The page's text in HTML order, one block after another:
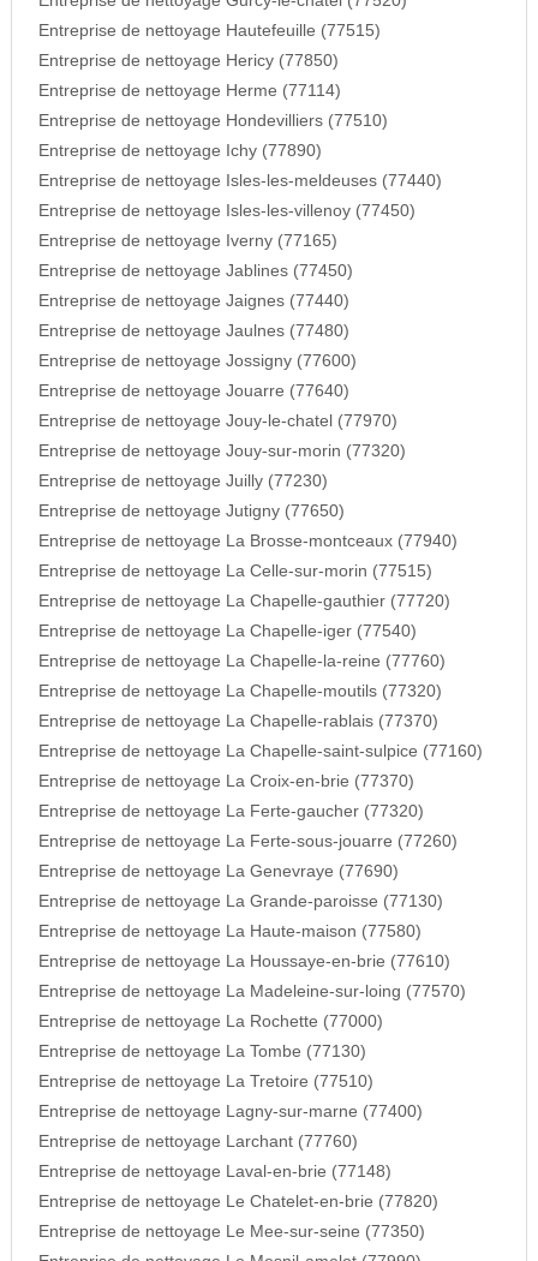
Entreprise de nettoyage Hautefeuille (77515)
Entreprise de nettoyage Hericy (77850)
Entreprise de nettoyage Herme (77114)
Entreprise de nettoyage Hondevilliers (77510)
Entreprise de nettoyage Ichy (77890)
Entreprise de nettoyage Isles-les-meldeuses (77440)
Entreprise de nettoyage Isles-les-villenoy (77450)
Entreprise de nettoyage Iverny (77165)
Entreprise de nettoyage Jablines (77450)
Entreprise de nettoyage Jaignes (77440)
Entreprise de nettoyage Jaulnes (77480)
Entreprise de nettoyage Jossigny (77600)
Entreprise de nettoyage Jouarre (77640)
Entreprise de nettoyage Jouy-le-chatel (77970)
Entreprise de nettoyage Jouy-sur-morin (77320)
Entreprise de nettoyage Juilly (77230)
Entreprise de nettoyage Jutigny (77650)
Entreprise de nettoyage La Brosse-montceaux (77940)
Entreprise de nettoyage La Celle-sur-morin (77515)
Entreprise de nettoyage La Chapelle-gauthier (77720)
Entreprise de nettoyage La Chapelle-iger (77540)
Entreprise de nettoyage La Chapelle-la-reine (77760)
Entreprise de nettoyage La Chapelle-moutils (77320)
Entreprise de nettoyage La Chapelle-rablais (77370)
Entreprise de nettoyage La Chapelle-saint-sulpice (77160)
Entreprise de nettoyage La Croix-en-brie (77370)
Entreprise de nettoyage La Ferte-gaucher (77320)
Entreprise de nettoyage La Ferte-sous-jouarre (77260)
Entreprise de nettoyage La Genevraye (77690)
Entreprise de nettoyage La Grande-paroisse (77130)
Entreprise de nettoyage La Haute-maison (77580)
Entreprise de nettoyage La Houssaye-en-brie (77610)
Entreprise de nettoyage La Madeleine-sur-loing (77570)
Entreprise de nettoyage La Rochette (77000)
Entreprise de nettoyage La Tombe (77130)
Entreprise de nettoyage La Tretoire (77510)
Entreprise de nettoyage Lagny-sur-marne (77400)
Entreprise de nettoyage Larchant (77760)
Entreprise de nettoyage Laval-en-brie (77148)
Entreprise de nettoyage Le Chatelet-en-brie (77820)
Entreprise de nettoyage Le Mee-sur-seine (77350)